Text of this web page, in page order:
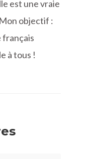
est une vraie
objectif :
français
à tous !